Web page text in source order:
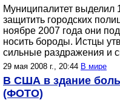
Муниципалитет выделил
защитить городских
ноябре 2007 года они
носить бороды. Истцы
сильные раздражения и
29 мая 2008 г., 20:44 В мире
В США в здание
(ФОТО)